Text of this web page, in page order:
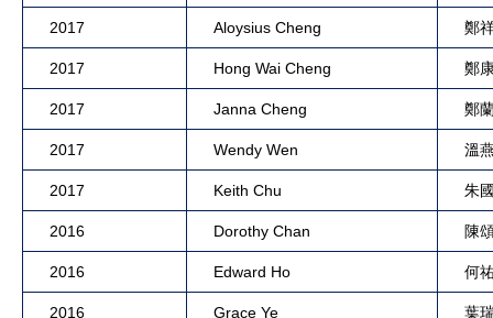
2017 Aloysius Cheng 鄭
2017 Hong Wai Cheng 鄭
2017 Janna Cheng 鄭
2017 Wendy Wen 溫
2017 Keith Chu 朱
2016 Dorothy Chan 陳
2016 Edward Ho 何
2016 Grace Ye 葉